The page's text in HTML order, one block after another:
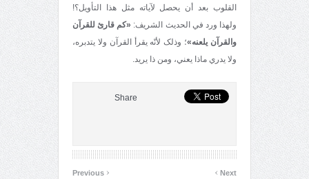
القلوب بعد أن يحصل لآياته مثل هذا التأويل؟!
ولهذا ورد في الحديث الشريف: «کم قارئ للقرآن
والقرآن يلعنه»؛ وذلک لأنّه يقرأ القرآن ولا يتدبره،
ولا يدري ماذا يعني، ومن ذا يريد.
Share
‹ Next
›